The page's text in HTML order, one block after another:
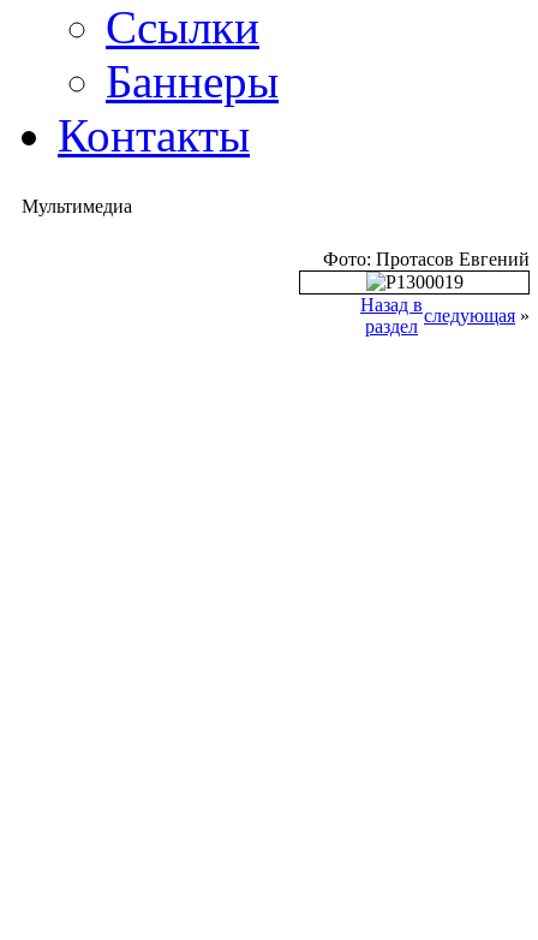
Ссылки
Баннеры
Контакты
Мультимедиа
Фото: Протасов Евгений
Назад в
раздел
следующая »